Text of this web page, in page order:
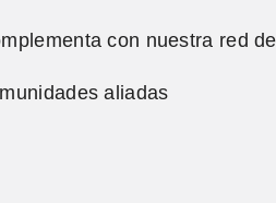
con nuestra red
aliadas